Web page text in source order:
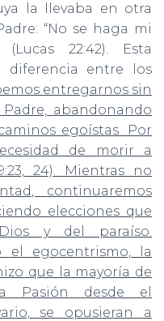
la llevaba en otra
“No se haga mi
22:42). Esta
diferencia entre los
entregarnos sin
abandonando
egoístas. Por
de morir a
24). Mientras no
continuaremos
elecciones que
y del paraíso.
el egocentrismo, la
que la mayoría de
Pasión desde el
se opusieran a